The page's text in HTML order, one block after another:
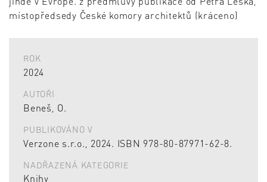
místopředsedy České komory architektů (kráceno)
ROK
2024
AUTOŘI
Beneš, O.
PUBLIKOVÁNO V
Verzone s.r.o., 2024. ISBN 978-80-87971-62-8.
NADŘAZENÁ KATEGORIE
Knihy